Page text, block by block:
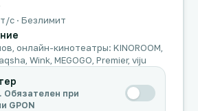
с · Безлимит
онлайн-кинотеатры: KINOROOM,
Wink, MEGOGO, Premier, viju
Обязателен при
GPON